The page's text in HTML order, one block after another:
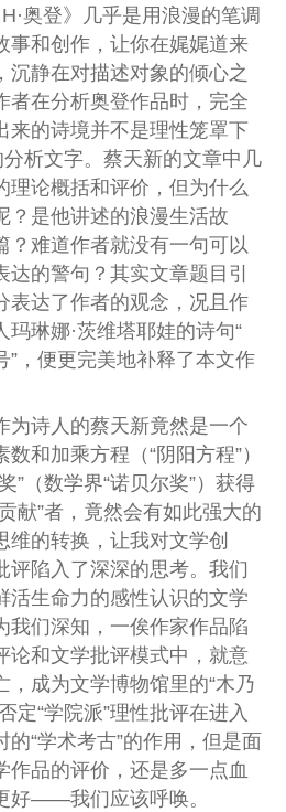
奥登》几乎是用浪漫的笔调
事和创作，让你在娓娓道来
沉静在对描述对象的倾心之
者在分析奥登作品时，完全
来的诗境并不是理性笼罩下
分析文字。蔡天新的文章中几
理论概括和评价，但为什么
？是他讲述的浪漫生活故
？难道作者就没有一句可以
的警句？其实文章题目引
表达了作者的观念，况且作
琳娜·茨维塔耶娃的诗句“
”，便更完美地补释了本文作
诗人的蔡天新竟然是一个
和加乘方程（“阴阳方程”）
”（数学界“诺贝尔奖”）获得
献”者，竟然会有如此强大的
维的转换，让我对文学创
评陷入了深深的思考。我们
活生命力的感性认识的文学
我们深知，一俟作家作品陷
论和文学批评模式中，就意
，成为文学博物馆里的“木乃
定“学院派”理性批评在进入
“学术考古”的作用，但是面
作品的评价，还是多一点血
好——我们应该呼唤。